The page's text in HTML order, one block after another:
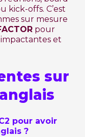
kick-offs. C’est
sur mesure
pour
et
sur
pour avoir
?